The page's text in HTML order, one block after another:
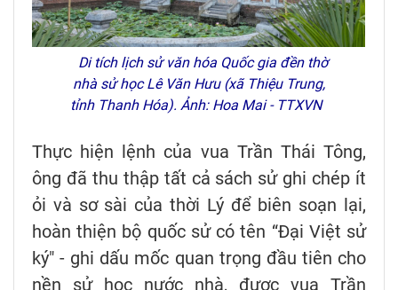
Di tích lịch sử văn hóa Quốc gia đền thờ
nhà sử học Lê Văn Hưu (xã Thiệu Trung,
tỉnh Thanh Hóa). Ảnh: Hoa Mai - TTXVN
Thực hiện lệnh của vua Trần Thái Tông,
ông đã thu thập tất cả sách sử ghi chép ít
ỏi và sơ sài của thời Lý để biên soạn lại,
hoàn thiện bộ quốc sử có tên “Đại Việt sử
ký" - ghi dấu mốc quan trọng đầu tiên cho
nền sử học nước nhà, được vua Trần